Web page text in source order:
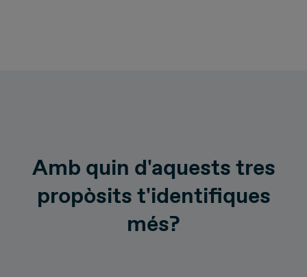
Amb quin d'aquests tres
propòsits t'identifiques
més?